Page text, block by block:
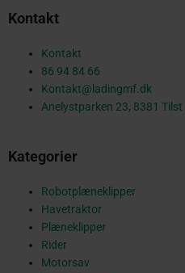
b
Kontakt
Kontakt
86 94 84 66
Kontakt@ladingmf.dk
Anelystparken 23, 8381 Tilst
Kategorier
Robotplæneklipper
Havetraktor
Plæneklipper
Rider
Motorsav